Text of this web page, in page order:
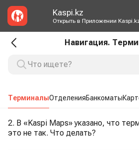
Kaspi.kz
Открыть в Приложении
Навигация.
ТерминалыОтделенияБанкоматы
2. В «Kaspi Maps» указано, что
это не так. Что делать?